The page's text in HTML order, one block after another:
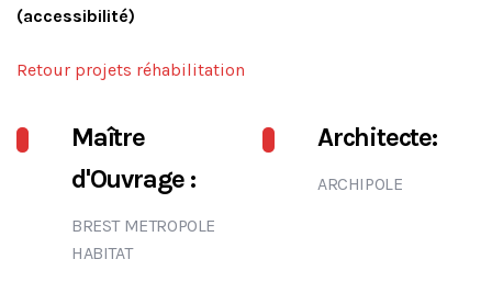
(accessibilité)
Retour projets réhabilitation
Maître
d'Ouvrage :
BREST METROPOLE
HABITAT
Architecte:
ARCHIPOLE